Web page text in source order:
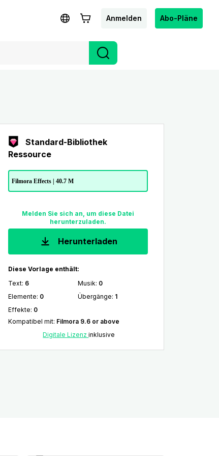
Anmelden Abo-Pläne
Standard-Bibliothek
Ressource
Filmora Effects | 40.7 M
Melden Sie sich an, um diese Datei
herunterzuladen.
Herunterladen
Diese Vorlage enthält:
Text: 6 Musik: 0
Elemente: 0 Übergänge: 1
Effekte: 0
Kompatibel mit: Filmora 9.6 or above
Digitale Lizenzinklusive